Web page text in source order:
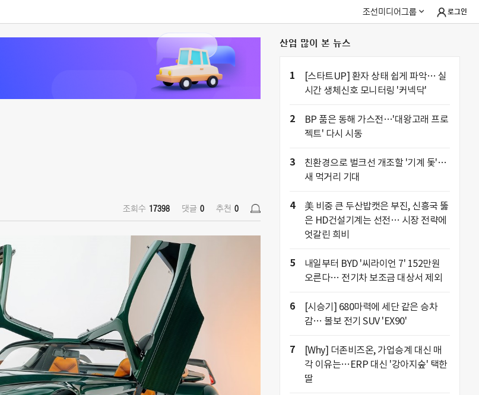
조선미디어그룹 로그인
조회수 17398 댓글 0 추천 0
산업 많이 본 뉴스